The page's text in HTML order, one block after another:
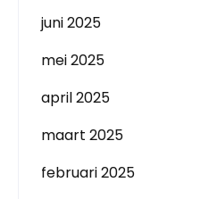
juni 2025
mei 2025
april 2025
maart 2025
februari 2025